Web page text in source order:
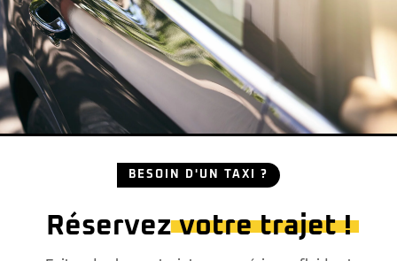
BESOIN D'UN TAXI ?
Réservez votre trajet !